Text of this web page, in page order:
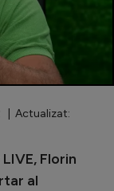
| Actualizat:
Florin
al